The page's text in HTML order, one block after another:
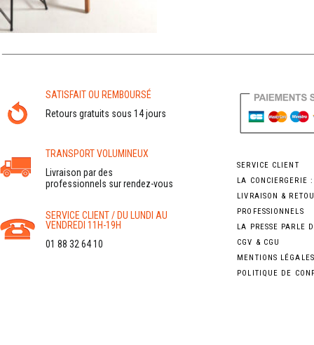
SATISFAIT OU REMBOURSÉ
Retours gratuits sous 14 jours
TRANSPORT VOLUMINEUX
Livraison par des
professionnels sur rendez-vous
SERVICE CLIENT / DU LUNDI AU
VENDREDI 11H-19H
01 88 32 64 10
SERVICE CLIENT
LA CONCIERGERIE
LIVRAISON &
PROFESSIONNELS
LA PRESSE PARLE
CGV & CGU
MENTIONS LÉGALES
POLITIQUE DE